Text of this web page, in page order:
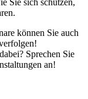
Sie sich schützen,
können Sie auch
Sprechen Sie
an!